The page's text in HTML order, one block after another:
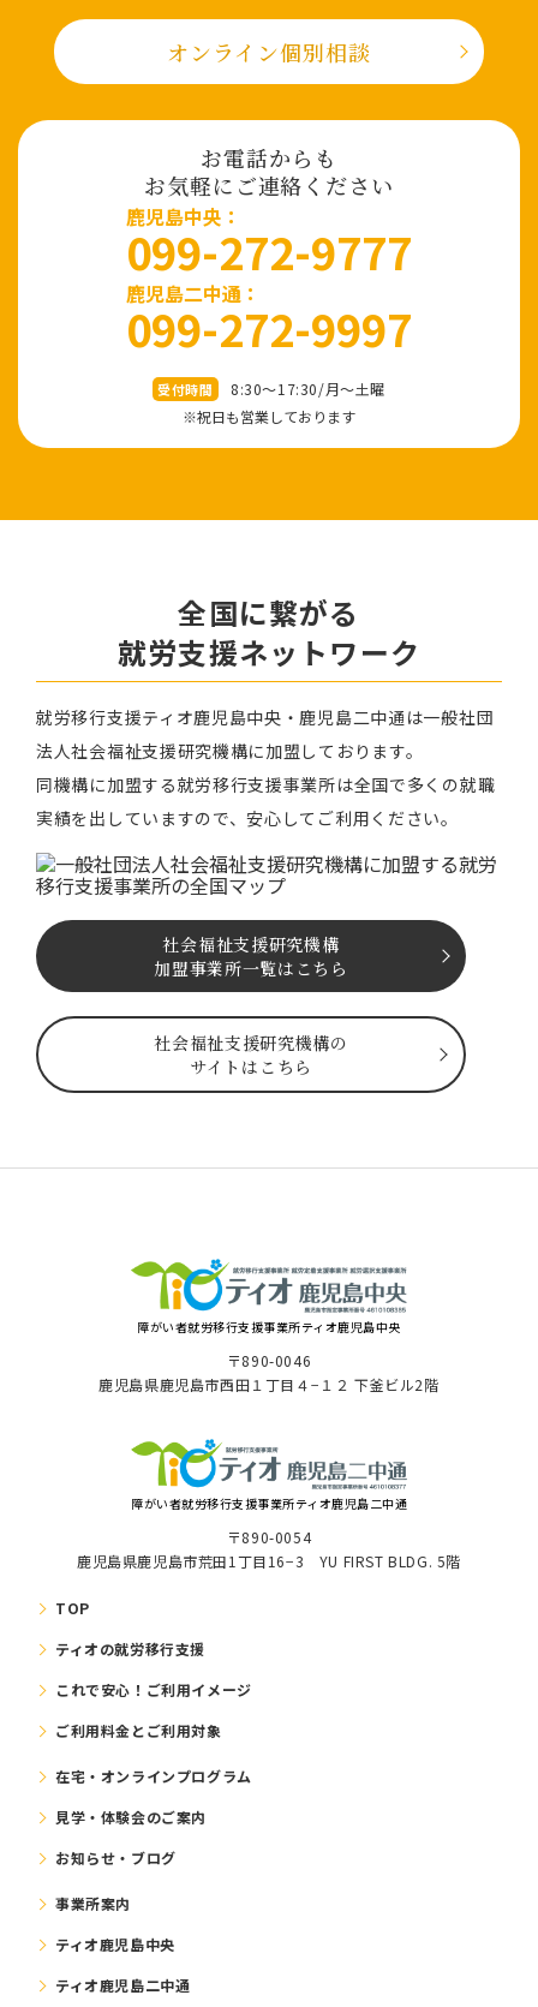
オンライン個別相談
お電話からも
お気軽にご連絡ください
⿅児島中央：
099-272-9777
鹿児島二中通：
099-272-9997
受付時間
8:30～17:30/⽉〜⼟曜
※祝⽇も営業しております
全国に繋がる
就労⽀援ネットワーク
就労移⾏⽀援ティオ⿅児島中央・鹿児島二中通は⼀般社団
法⼈社会福祉⽀援研究機構に加盟しております。
同機構に加盟する就労移⾏⽀援事業所は全国で多くの就職
実績を出していますので、安⼼してご利⽤ください。
社会福祉⽀援研究機構
加盟事業所一覧はこちら
社会福祉⽀援研究機構の
サイトはこちら
障がい者就労移⾏⽀援事業所ティオ⿅児島中央
〒890-0046
⿅児島県⿅児島市⻄⽥１丁⽬４−１２ 下釜ビル2階
障がい者就労移⾏⽀援事業所ティオ鹿児島二中通
〒890-0054
鹿児島県鹿児島市荒田1丁目16−3 YU FIRST BLDG. 5階
TOP
ティオの就労移⾏⽀援
これで安⼼！ご利⽤イメージ
ご利⽤料⾦とご利⽤対象
在宅・オンラインプログラム
⾒学・体験会のご案内
お知らせ・ブログ
事業所案内
ティオ鹿児島中央
ティオ鹿児島二中通